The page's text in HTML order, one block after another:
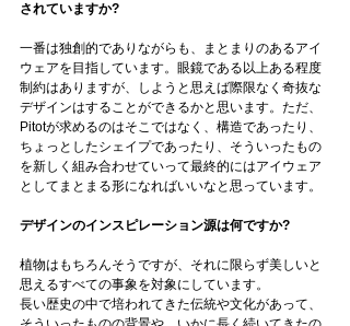
されていますか?
一番は独創的でありながらも、まとまりのあるアイ
ウェアを目指しています。眼鏡である以上ある程度
制約はありますが、しようと思えば際限なく奇抜な
デザインはすることができるかと思います。ただ、
Pitotが求めるのはそこではなく、構造であったり、
ちょっとしたシェイプであったり、そういったもの
を新しく組み合わせていって最終的にはアイウェア
としてまとまる形になればいいなと思っています。
デザインのインスピレーション源は何ですか?
植物はもちろんそうですが、それに限らず美しいと
思えるすべての事象を対象にしています。
長い歴史の中で培われてきた伝統や文化があって、